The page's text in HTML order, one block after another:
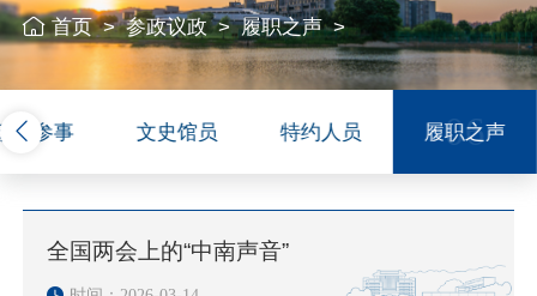
首页 > 参政议政 > 履职之声 >
府参事 文史馆员 特约人员 06
履职之声
全国两会上的“中南声音”